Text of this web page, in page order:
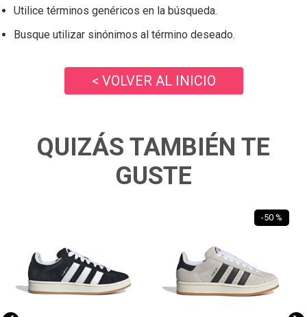
Utilice términos genéricos en la búsqueda.
Busque utilizar sinónimos al término deseado.
< VOLVER AL INICIO
QUIZÁS TAMBIÉN TE
GUSTE
-50 %